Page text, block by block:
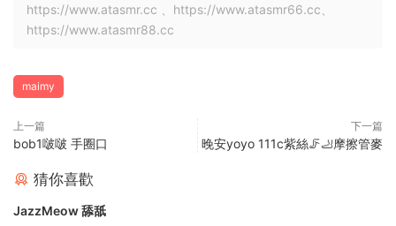
https://www.atasmr.cc 、https://www.atasmr66.cc、
https://www.atasmr88.cc
maimy
上一篇
bob1啵啵 手圈口
下一篇
晚安yoyo 111c紫絲🦵🦶摩擦管麥
猜你喜歡
JazzMeow 舔舐